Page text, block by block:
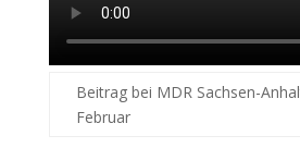
Beitrag bei MDR Sachsen-
Februar